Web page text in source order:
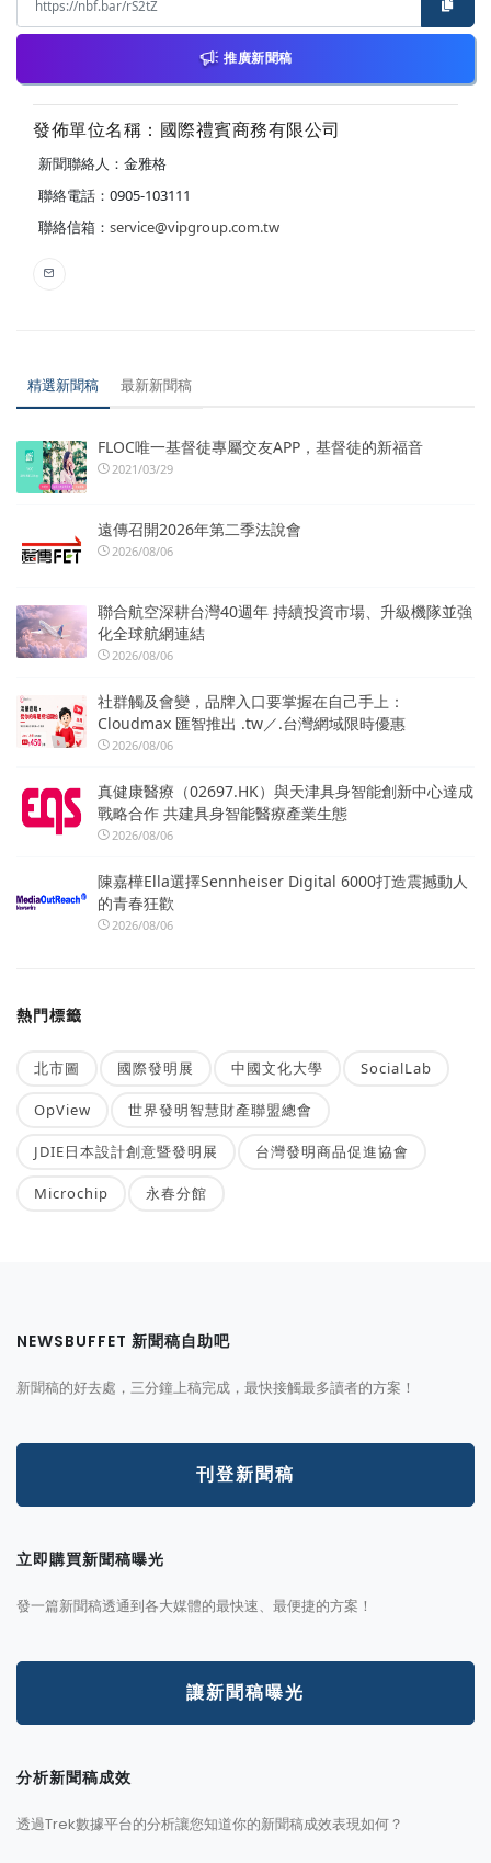
推廣新聞稿
發佈單位名稱：國際禮賓商務有限公司
新聞聯絡人：金雅格
聯絡電話：0905-103111
聯絡信箱： service@vipgroup.com.tw
精選新聞稿 最新新聞稿
FLOC唯一基督徒專屬交友APP，基督徒的新福音
2021/03/29
遠傳召開2026年第二季法說會
2026/08/06
聯合航空深耕台灣40週年 持續投資市場、升級機隊並強
化全球航網連結
2026/08/06
社群觸及會變，品牌入口要掌握在自己手上：
Cloudmax 匯智推出 .tw／.台灣網域限時優惠
2026/08/06
真健康醫療（02697.HK）與天津具身智能創新中心達成
戰略合作 共建具身智能醫療產業生態
2026/08/06
陳嘉樺Ella選擇Sennheiser Digital 6000打造震撼動人
的青春狂歡
2026/08/06
熱門標籤
北市圖 國際發明展 中國文化大學 SocialLab
OpView 世界發明智慧財產聯盟總會
JDIE日本設計創意暨發明展 台灣發明商品促進協會
Microchip 永春分館
NEWSBUFFET 新聞稿自助吧
新聞稿的好去處，三分鐘上稿完成，最快接觸最多讀者的方案！
刊登新聞稿
立即購買新聞稿曝光
發一篇新聞稿透通到各大媒體的最快速、最便捷的方案！
讓新聞稿曝光
分析新聞稿成效
透過Trek數據平台的分析讓您知道你的新聞稿成效表現如何？